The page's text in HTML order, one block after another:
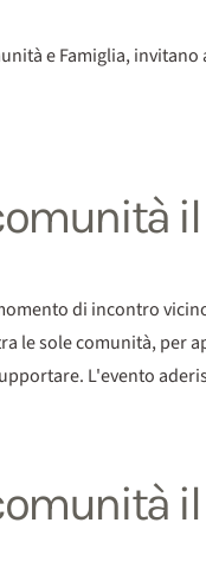
e Famiglia,
di incontro
sole comunità, per
L'evento